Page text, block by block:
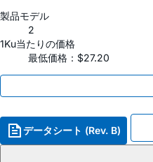
製品モデル
2
1Ku当たりの価格
最低価格：$27.20
データシート (Rev. B)